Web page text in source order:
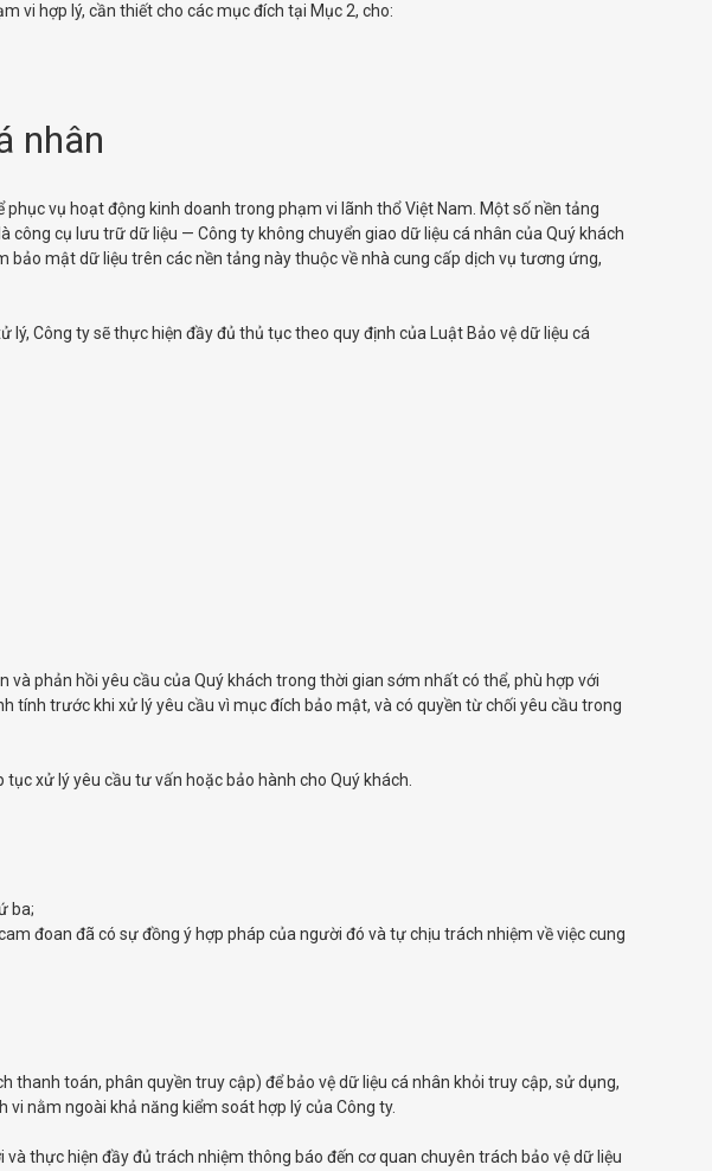
vi hợp lý, cần thiết cho các mục đích tại Mục 2, cho:
nhân
vụ hoạt động kinh doanh trong phạm vi lãnh thổ Việt Nam. Một số nền tảng
cụ lưu trữ dữ liệu — Công ty không chuyển giao dữ liệu cá nhân của Quý khách
mật dữ liệu trên các nền tảng này thuộc về nhà cung cấp dịch vụ tương ứng,
Công ty sẽ thực hiện đầy đủ thủ tục theo quy định của Luật Bảo vệ dữ liệu cá
phản hồi yêu cầu của Quý khách trong thời gian sớm nhất có thể, phù hợp với
tính trước khi xử lý yêu cầu vì mục đích bảo mật, và có quyền từ chối yêu cầu trong
xử lý yêu cầu tư vấn hoặc bảo hành cho Quý khách.
ba;
đoan đã có sự đồng ý hợp pháp của người đó và tự chịu trách nhiệm về việc cung
toán, phân quyền truy cập) để bảo vệ dữ liệu cá nhân khỏi truy cập, sử dụng,
nằm ngoài khả năng kiểm soát hợp lý của Công ty.
thực hiện đầy đủ trách nhiệm thông báo đến cơ quan chuyên trách bảo vệ dữ liệu